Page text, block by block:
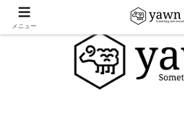
メニュー